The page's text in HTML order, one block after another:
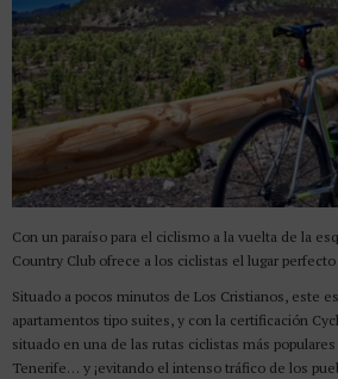
Con un paraíso para el ciclismo a la vuelta de la
Country Club ofrece a los ciclistas el lugar perfecto
Situado a pocos minutos de Los Cristianos, este
apartamentos tipo suites, y con la certificación
situado en una de las rutas ciclistas más
Tenerife… y ¡evitando el intenso tráfico de los